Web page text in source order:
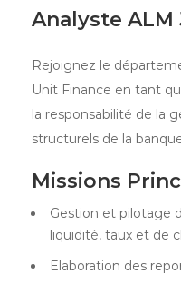
Analyste ALM
Rejoignez le
Unit Finance en tant
la responsabilité de la
structurels de la
Missions
Gestion et pilotage
liquidité, taux et de
Elaboration des